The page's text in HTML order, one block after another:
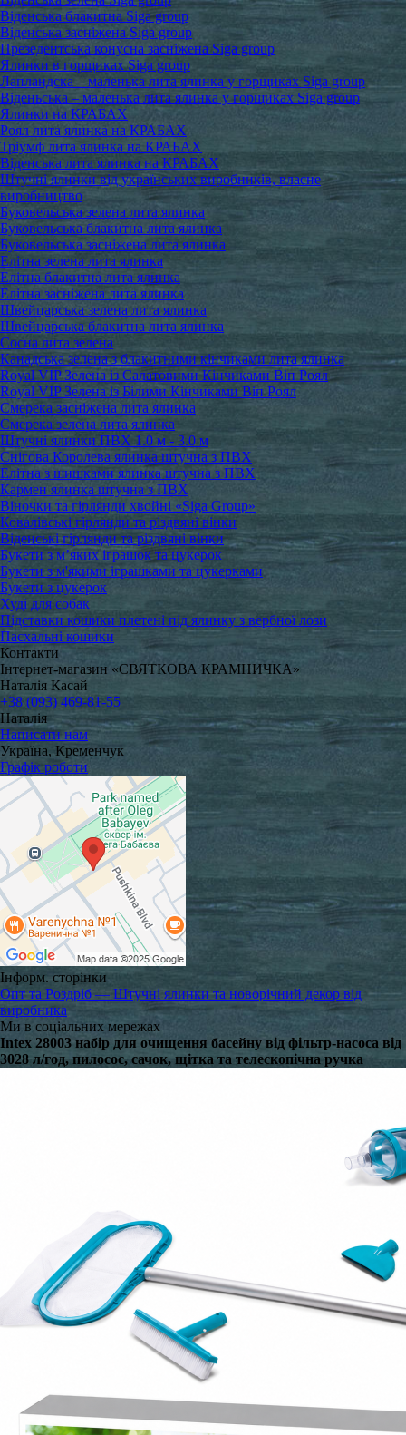
Віденська блакитна Siga group
Віденська засніжена Siga group
Презедентська конусна засніжена Siga group
Ялинки в горщиках Siga group
Лапландска – маленька лита ялинка у горщиках Siga group
Віденьська – маленька лита ялинка у горщиках Siga group
Ялинки на КРАБАХ
Роял лита ялинка на КРАБАХ
Тріумф лита ялинка на КРАБАХ
Віденська лита ялинка на КРАБАХ
Штучні ялинки від українських виробників, власне
виробництво
Буковельська зелена лита ялинка
Буковельська блакитна лита ялинка
Буковельська засніжена лита ялинка
Елітна зелена лита ялинка
Елітна блакитна лита ялинка
Елітна засніжена лита ялинка
Швейцарська зелена лита ялинка
Швейцарська блакитна лита ялинка
Сосна лита зелена
Канадська зелена з блакитними кінчиками лита ялинка
Royal VIP Зелена із Салатовими Кінчиками Віп Роял
Royal VIP Зелена із Білими Кінчиками Віп Роял
Смерека засніжена лита ялинка
Смерека зелена лита ялинка
Штучні ялинки ПВХ 1.0 м - 3.0 м
Снігова Королева ялинка штучна з ПВХ
Елітна з шишками ялинка штучна з ПВХ
Кармен ялинка штучна з ПВХ
Віночки та гірлянди хвойні «Siga Group»
Ковалівські гірлянди та різдвяні вінки
Віденські гірлянди та різдвяні вінки
Букети з м’яких іграшок та цукерок
Букети з м'якими іграшками та цукерками
Букети з цукерок
Худі для собак
Підставки кошики плетені під ялинку з вербної лози
Пасхальні кошики
Контакти
Інтернет-магазин «СВЯТКОВА КРАМНИЧКА»
Наталія Касай
+38 (093) 469-81-55
Наталія
Написати нам
Україна, Кременчук
Графік роботи
Інформ. сторінки
Опт та Роздріб — Штучні ялинки та новорічний декор від
виробника
Ми в соціальних мережах
Intex 28003 набір для очищення басейну від фільтр-насоса від
3028 л/год, пилосос, сачок, щітка та телескопічна ручка